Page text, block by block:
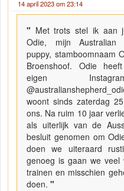
14 april 2023 om 23:14
" Met trots stel ik aan
Odie, mijn Australian
puppy, stamboomnaam
Broenshoof. Odie
eigen Instagram-
woont sinds zaterdag
ons. Na ruim 10 jaar
als uiterlijk van de
besluit genomen om
doen we uiteraard
genoeg is gaan we veel
trainen en misschien
doen. "